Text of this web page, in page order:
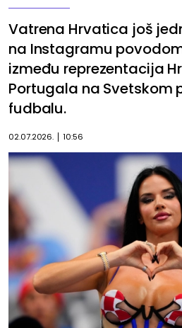
Vatrena Hrvatica još
na Instagramu
između reprezentacija
Portugala na Svetskom
fudbalu.
02.07.2026. 10:56